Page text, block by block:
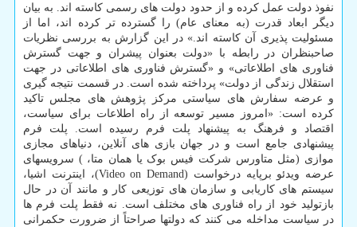
نفوذ دولت عمل کرده و از حدود دولت های رسمی کاسته اند. به بیان
دیگر ابعاد قدرت (به معنای عام) را گسترده تر کرده اند، اما از
مسئولیت پذیری آن کاسته اند.» در این گزارش به بررسی نظریات
صاحبنظران در رابطه با «دولت بعنوان پیشران و جهت گسترش
فناوری های اطلاعاتی» و «گسترش فناوری های اطلاعاتی در جهت
استقلال زندگی از دولت» پرداخته شده است. در قسمت نتیجه گیری
و عرضه سفارش های سیاستی مرکز پژوهش های مجلس تاکید
کرده است: «امروز مسیر توسعه از راه اطلاعات برای سیاست،
اقتصاد و فرهنگ به پیشنهاد پلت فرم رسیده است. پلت فرم
پیشنهادی جامع است و در جهان بازی های آنلاین، دنیاهای مجازی
موازی (مثل متاورس شرکت فیس بوک یا همان متا، ) سرویسهای
عرضه ویدئو برپایه درخواست (Video on Demand)، اینترنت اشیا،
سیستم های کاریابی و سازمان های توزیعی کار و مانند آن در حال
بازتولید خود از راه فناوری های مختلف است. نه فقط پلت فرم ها
در سیاست مداخله می کنند که دولتها صراحتاً از ضرورت حکمرانی